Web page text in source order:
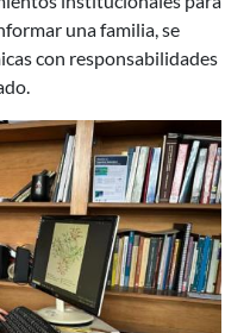
una familia, se
con responsabilidades